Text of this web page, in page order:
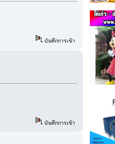
บันทึกการเข้า
บันทึกการเข้า